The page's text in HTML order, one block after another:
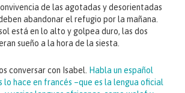
de las agotadas y desorientadas
abandonar el refugio por la mañana.
está en lo alto y golpea duro, las dos
sueño a la hora de la siesta.
conversar con Isabel.
Habla un español
lo hace en francés –que es la lengua oficial